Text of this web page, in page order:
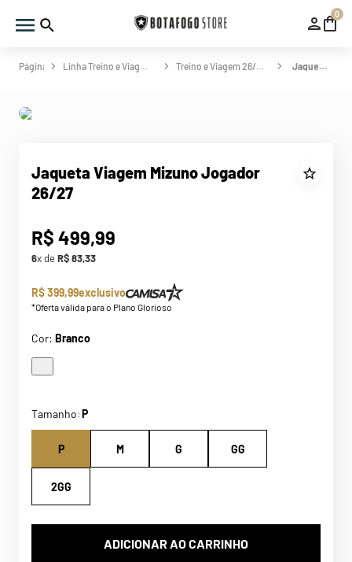
0
Linha Treino e Viagem Treino e Viagem 26/27 Jaqueta Viagem Mizuno Jogador 26/27
Jaqueta Viagem Mizuno Jogador
26/27
R$ 499,99
6x deR$83,33
R$ 399,99exclusivo
*Oferta válida para o Plano Glorioso
Cor: Branco
Tamanho: P
2GG
G GG
M
P
ADICIONAR AO CARRINHO